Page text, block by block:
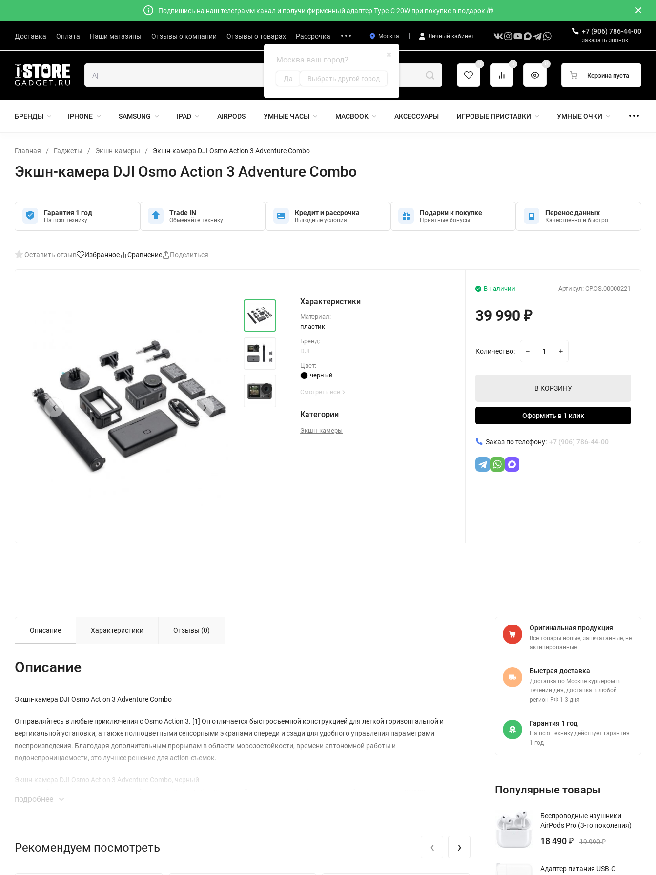
Подпишись на наш телеграмм канал и получи фирменный адаптер Type-C 20W при покупке в подарок 🎁
Доставка Оплата Наши магазины Отзывы о компании Отзывы о товарах Рассрочка Москва
✖
Москва ваш город?
Да Выбрать другой город
Личный кабинет
+7 (906) 786-44-00
заказать звонок
0 0 0
Корзина пуста
БРЕНДЫ IPHONE SAMSUNG IPAD AIRPODS УМНЫЕ ЧАСЫ MACBOOK АКСЕССУАРЫ ИГРОВЫЕ ПРИСТАВКИ УМНЫЕ ОЧКИ
Главная / Гаджеты / Экшн-камеры / Экшн-камера DJI Osmo Action 3 Adventure Combo
Экшн-камера DJI Osmo Action 3 Adventure Combo
Гарантия 1 год
На всю технику
Trade IN
Обменяйте технику
Кредит и рассрочка
Выгодные условия
Подарки к покупке
Приятные бонусы
Перенос данных
Качественно и быстро
Оставить отзыв Избранное Сравнение Поделиться
‹ ›
Характеристики
Материал:
пластик
Бренд:
DJI
Цвет:
черный
Смотреть все
Категории
Экшн-камеры
Артикул: CP.OS.00000221
В наличии
39 990₽
Количество:
В КОРЗИНУ
Оформить в 1 клик
Заказ по телефону: +7 (906) 786-44-00
Описание Характеристики Отзывы (0)
Описание
Экшн-камера DJI Osmo Action 3 Adventure Combo
Отправляйтесь в любые приключения с Osmo Action 3. [1] Он отличается быстросъемной конструкцией для легкой горизонтальной и
вертикальной установки, а также полноцветными сенсорными экранами спереди и сзади для удобного управления параметрами
воспроизведения. Благодаря дополнительным прорывам в области морозостойкости, времени автономной работы и
водонепроницаемости, это лучшее решение для action-съемок.
Экшн-камера DJI Osmo Action 3 Adventure Combo, черный
Сверхширокий угол обзора 155° позволяет захватить в кадр еще больше впечатлений. Автоматическая калибровка баланса белого и
цветокоррекции.
подробнее
Рекомендуем посмотреть ‹ ›
Оригинальная продукция
Все товары новые, запечатанные, не
активированные
Быстрая доставка
Доставка по Москве курьером в
течении дня, доставка в любой
регион РФ 1-3 дня
Гарантия 1 год
На всю технику действует гарантия
1 год
Популярные товары
Беспроводные наушники
AirPods Pro (3-го поколения)
18 490 ₽ 19 990₽
Адаптер питания USB-C